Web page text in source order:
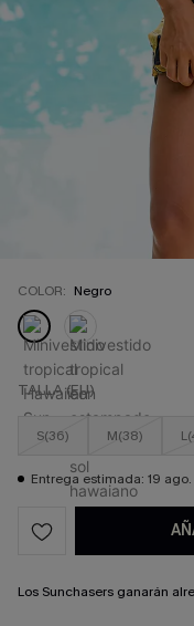
COLOR: Negro
TALLA (EU)
S(36) M(38)
Entrega estimada: 19 ago.
Los Sunchasers ganarán